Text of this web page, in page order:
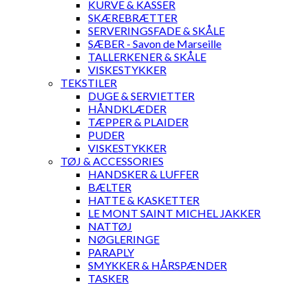
KURVE & KASSER
SKÆREBRÆTTER
SERVERINGSFADE & SKÅLE
SÆBER - Savon de Marseille
TALLERKENER & SKÅLE
VISKESTYKKER
TEKSTILER
DUGE & SERVIETTER
HÅNDKLÆDER
TÆPPER & PLAIDER
PUDER
VISKESTYKKER
TØJ & ACCESSORIES
HANDSKER & LUFFER
BÆLTER
HATTE & KASKETTER
LE MONT SAINT MICHEL JAKKER
NATTØJ
NØGLERINGE
PARAPLY
SMYKKER & HÅRSPÆNDER
TASKER